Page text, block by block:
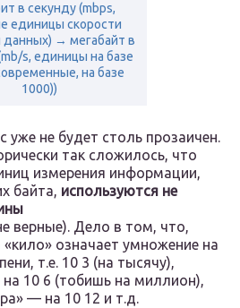
в секунду (mbps,
единицы скорости
данных) → мегабайт в
s, единицы на базе
на базе
1000))
уже не будет столь прозаичен.
так сложилось, что
измерения информации,
байта, используются не
верные). Дело в том, что,
означает умножение на
т.е. 10 3 (на тысячу),
10 6 (тобишь на миллион),
— на 10 12 и т.д.